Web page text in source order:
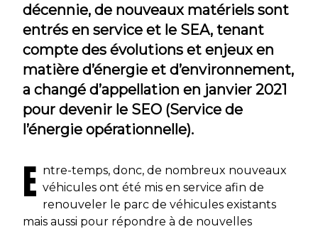
décennie, de nouveaux matériels sont
entrés en service et le SEA, tenant
compte des évolutions et enjeux en
matière d’énergie et d’environnement,
a changé d’appellation en janvier 2021
pour devenir le SEO (Service de
l’énergie opérationnelle).
E ntre-temps, donc, de nombreux nouveaux
véhicules ont été mis en service afin de
renouveler le parc de véhicules existants
mais aussi pour répondre à de nouvelles